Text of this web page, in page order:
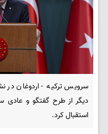
سرویس ترکیه - اردوغان در
دیگر از طرح گفتگو و عادی
استقبال کرد.